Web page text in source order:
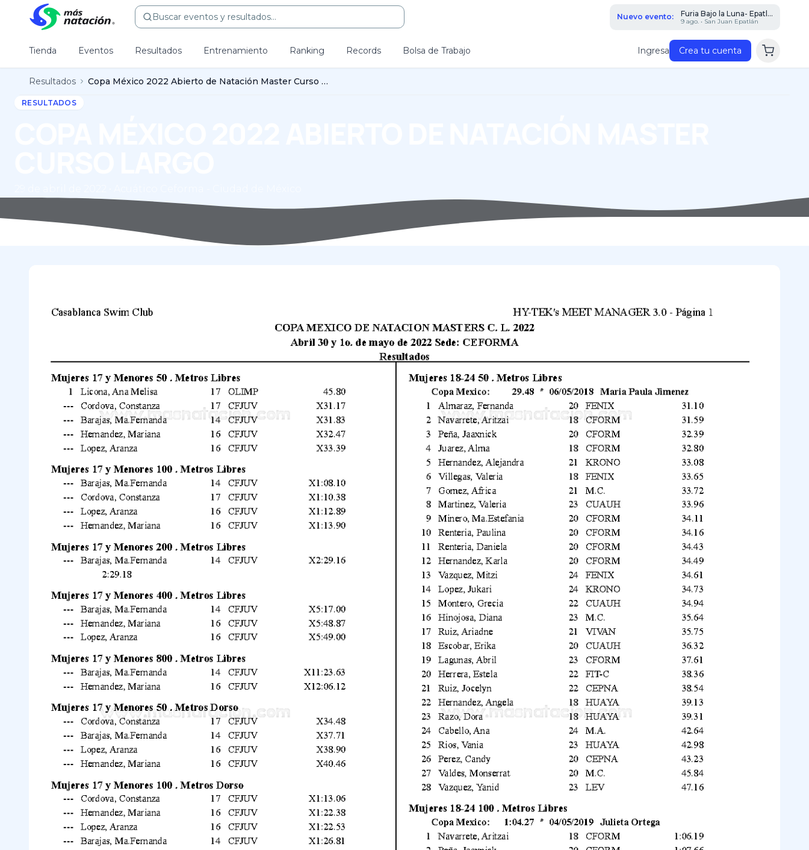
Buscar eventos y resultados... Nuevo evento: Furia Bajo la Luna- Epatl...
9 ago. • San Juan Epatlán
Tienda Eventos Resultados Entrenamiento Ranking Records Bolsa de Trabajo Ingresa Crea tu cuenta
Resultados Copa México 2022 Abierto de Natación Master Curso Largo
RESULTADOS